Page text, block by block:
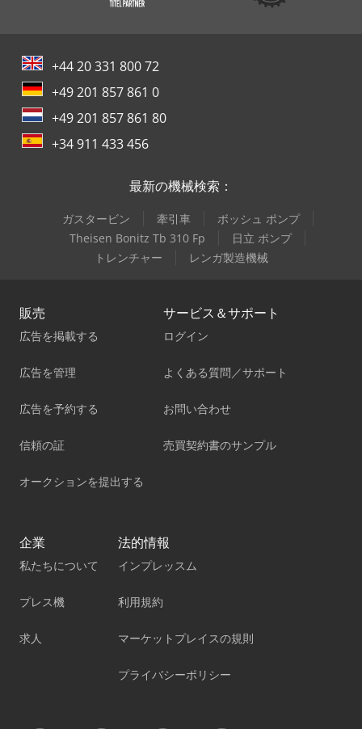
+44 20 331 800 72
+49 201 857 861 0
+49 201 857 861 80
+34 911 433 456
最新の機械検索：
ガスタービン 牽引車
ボッシュ ポンプ
Theisen Bonitz Tb 310 Fp
日立 ポンプ
トレンチャー
レンガ製造機械
販売
広告を掲載する
広告を管理
広告を予約する
信頼の証
オークションを提出する
サービス＆サポート
ログイン
よくある質問／サポート
お問い合わせ
売買契約書のサンプル
企業
私たちについて
プレス機
求人
法的情報
インプレッスム
利用規約
マーケットプレイスの規則
プライバシーポリシー